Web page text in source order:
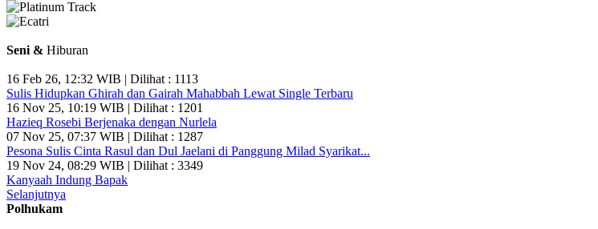
Seni & Hiburan
16 Feb 26, 12:32 WIB | Dilihat : 1113
Sulis Hidupkan Ghirah dan Gairah Mahabbah Lewat Single Terbaru
16 Nov 25, 10:19 WIB | Dilihat : 1201
Hazieq Rosebi Berjenaka dengan Nurlela
07 Nov 25, 07:37 WIB | Dilihat : 1287
Pesona Sulis Cinta Rasul dan Dul Jaelani di Panggung Milad Syarikat...
19 Nov 24, 08:29 WIB | Dilihat : 3349
Kanyaah Indung Bapak
Selanjutnya
Polhukam